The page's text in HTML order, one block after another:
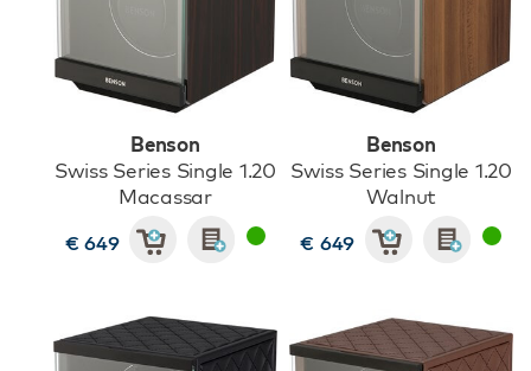
Benson
Swiss Series Single 1.20
Macassar
€ 649
Benson
Swiss Series Single 1.20
Walnut
€ 649